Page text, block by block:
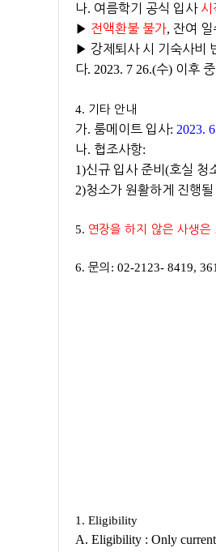
나. 여름학기 공식 입사 시
▶ 전액환불 불가, 잔여 일
▶ 강제퇴사 시 기숙사비
다. 2023. 7 26.(수) 이후
4. 기타 안내
가. 룸메이트 입사: 2023.
나. 협조사항:
1)신규 입사 준비 (호실 청
2)청소가 원활하게 진행
5. 연장을 하지 않은 사생은
6. 문의 : 02-2123- 8419,
1. Eligibility
A. Eligibility : Only